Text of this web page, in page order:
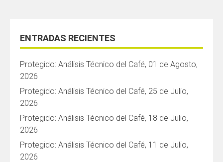
ENTRADAS RECIENTES
Protegido: Análisis Técnico del Café, 01 de Agosto,
2026
Protegido: Análisis Técnico del Café, 25 de Julio,
2026
Protegido: Análisis Técnico del Café, 18 de Julio,
2026
Protegido: Análisis Técnico del Café, 11 de Julio,
2026